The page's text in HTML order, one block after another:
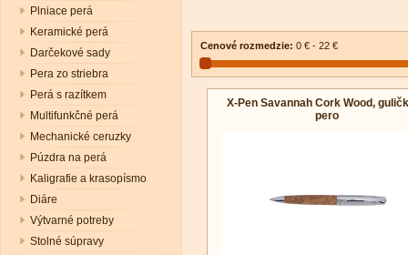
Plniace perá
Keramické perá
Darčekové sady
Pera zo striebra
Perá s razítkem
Multifunkčné perá
Mechanické ceruzky
Púzdra na perá
Kaligrafie a krasopísmo
Diáre
Výtvarné potreby
Stolné súpravy
Cenové rozmedzie: 0 € - 22 €
X-Pen Savannah Cork Wood,
pero